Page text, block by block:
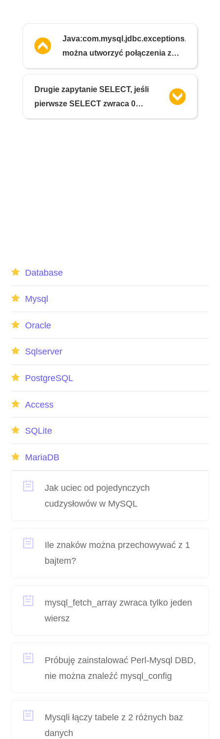
można utworzyć połączenia z
serwerem bazy danych
Drugie zapytanie SELECT, jeśli
pierwsze SELECT zwraca 0
wierszy
Database
Mysql
Oracle
Sqlserver
PostgreSQL
Access
SQLite
MariaDB
Jak uciec od pojedynczych
cudzysłowów w MySQL
Ile znaków można przechowywać z 1
bajtem?
mysql_fetch_array zwraca tylko jeden
wiersz
Próbuję zainstalować Perl-Mysql DBD,
nie można znaleźć mysql_config
Mysqli łączy tabele z 2 różnych baz
danych